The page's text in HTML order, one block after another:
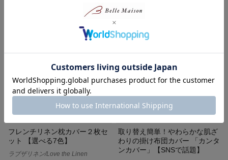
フレンチリネン枕カバー２枚セ
ット 【選べる7色】
ラブザリネン/Love the Linen
取り替え簡単！やわらかな肌ざ
わりの掛け布団カバー 「カンタ
ンカバー」【SNSで話題】